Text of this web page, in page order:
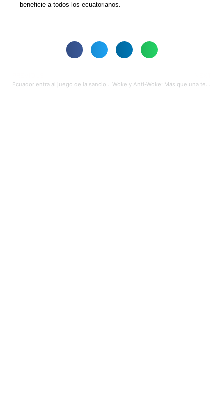
beneficie a todos los ecuatorianos.
Ecuador entra al juego de la sanciones en un mercado implacable Woke y Anti-Woke: Más que una tendencia